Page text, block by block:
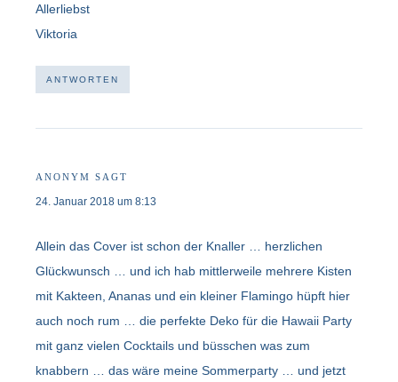
Allerliebst
Viktoria
ANTWORTEN
ANONYM SAGT
24. Januar 2018 um 8:13
Allein das Cover ist schon der Knaller … herzlichen
Glückwunsch … und ich hab mittlerweile mehrere Kisten
mit Kakteen, Ananas und ein kleiner Flamingo hüpft hier
auch noch rum … die perfekte Deko für die Hawaii Party
mit ganz vielen Cocktails und büsschen was zum
knabbern … das wäre meine Sommerparty … und jetzt